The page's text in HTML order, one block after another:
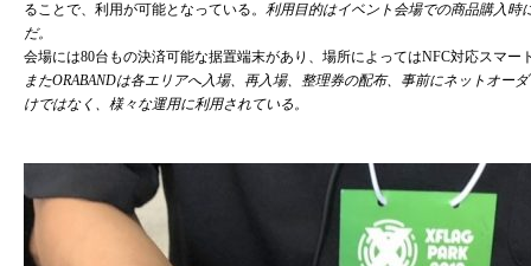
ることで、利用が可能となっている。 利用目的はイベント会場での商品購入時
だ。
会場には80台もの決済可能な据置端末があり、場所によってはNFC対応スマ
またORABANDは各エリアへ入場、再入場、整理券の配布、事前にネットオー
けではなく、様々な運用に利用されている。